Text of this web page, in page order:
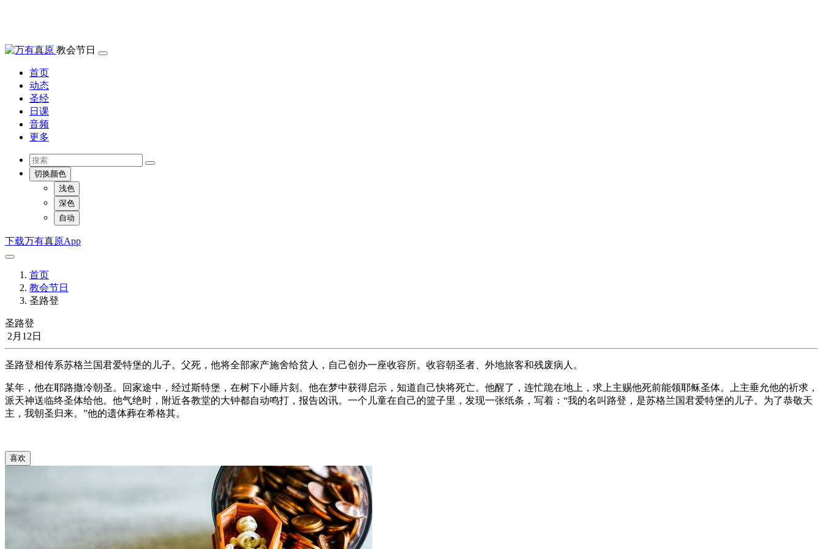
教会节日
首页
动态
圣经
日课
音频
更多
切换颜色
浅色
深色
自动
下载万有真原App
首页
教会节日
圣路登
圣路登
2月12日
圣路登相传系苏格兰国君爱特堡的儿子。父死，他将全部家产施舍给贫人，自己创办一座收容所。收容朝圣者、外地旅客和残废病人。
某年，他在耶路撒冷朝圣。回家途中，经过斯特堡，在树下小睡片刻。他在梦中获得启示，知道自己快将死亡。他醒了，连忙跪在地上，求上主赐他死前能领耶稣圣体。上主垂允他的祈求，
派天神送临终圣体给他。他气绝时，附近各教堂的大钟都自动鸣打，报告凶讯。一个儿童在自己的篮子里，发现一张纸条，写着：“我的名叫路登，是苏格兰国君爱特堡的儿子。为了恭敬天
主，我朝圣归来。”他的遗体葬在希格其。
喜欢